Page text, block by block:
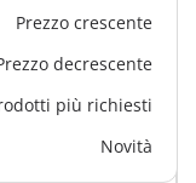
Prezzo crescente
decrescente
più richiesti
Novità
Avventura in
al carrello